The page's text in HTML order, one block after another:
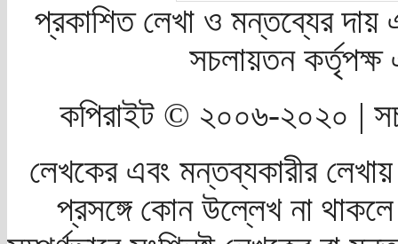
প্রকাশিত লেখা ও মন্তব্যের দায়
সচলায়তন
কপিরাইট © ২০০৬-২০২০ |
লেখকের এবং মন্তব্যকারীর
প্রসঙ্গে কোন উল্লেখ না